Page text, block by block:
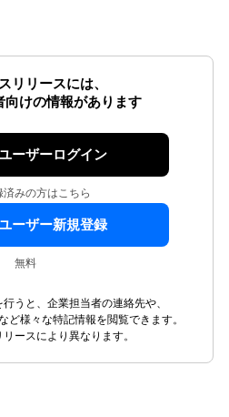
リリースには、
向けの情報があります
ーザーログイン
済みの方はこちら
ーザー新規登録
無料
うと、企業担当者の連絡先や、
ど様々な特記情報を閲覧できます。
ースにより異なります。